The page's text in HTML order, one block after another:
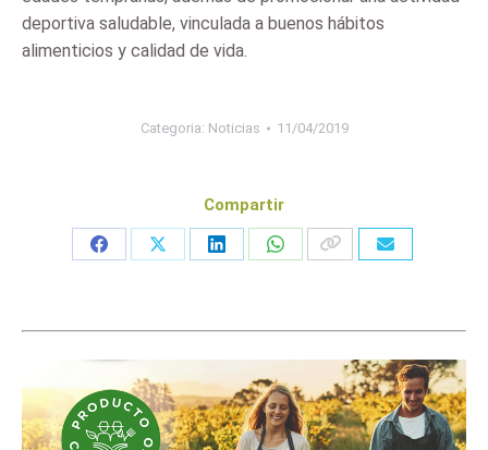
deportiva saludable, vinculada a buenos hábitos
alimenticios y calidad de vida.
Categoria: Noticias 11/04/2019
Compartir
Share
Share
Share
Share